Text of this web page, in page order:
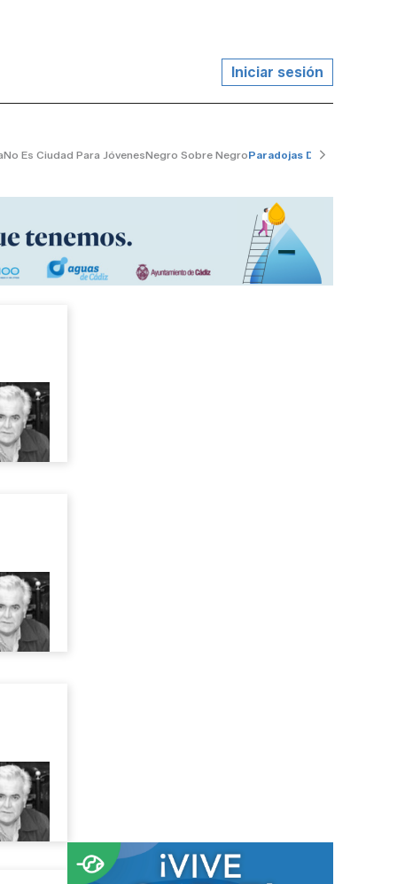
Iniciar sesión
No Es Ciudad Para JóvenesNegro Sobre NegroParadojas De La Vida